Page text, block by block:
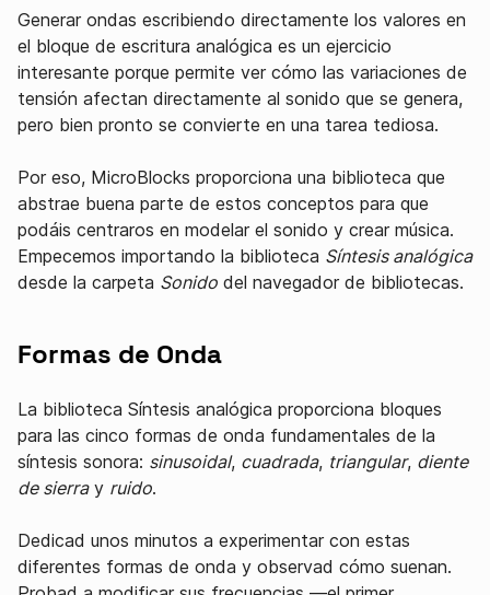
Generar ondas escribiendo directamente los valores en
el bloque de escritura analógica es un ejercicio
interesante porque permite ver cómo las variaciones de
tensión afectan directamente al sonido que se genera,
pero bien pronto se convierte en una tarea tediosa.
Por eso, MicroBlocks proporciona una biblioteca que
abstrae buena parte de estos conceptos para que
podáis centraros en modelar el sonido y crear música.
Empecemos importando la biblioteca Síntesis analógica
desde la carpeta Sonido del navegador de bibliotecas.
Formas de Onda
La biblioteca Síntesis analógica proporciona bloques
para las cinco formas de onda fundamentales de la
síntesis sonora: sinusoidal, cuadrada, triangular, diente
de sierray ruido.
Dedicad unos minutos a experimentar con estas
diferentes formas de onda y observad cómo suenan.